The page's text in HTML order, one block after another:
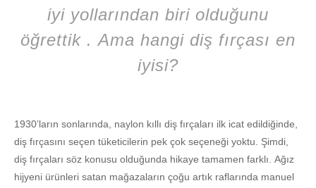
iyi yollarından biri olduğunu
öğrettik . Ama hangi diş fırçası en
iyisi?
1930’ların sonlarında, naylon kıllı diş fırçaları ilk icat edildiğinde,
diş fırçasını seçen tüketicilerin pek çok seçeneği yoktu. Şimdi,
diş fırçaları söz konusu olduğunda hikaye tamamen farklı. Ağız
hijyeni ürünleri satan mağazaların çoğu artık raflarında manuel